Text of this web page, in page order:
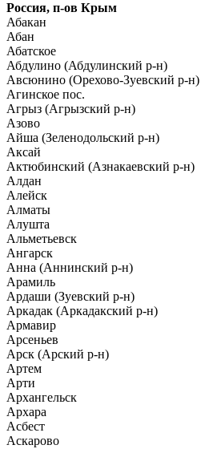
Россия, п-ов Крым
Абакан
Абан
Абатское
Абдулино (Абдулинский р-н)
Авсюнино (Орехово-Зуевский р-н)
Агинское пос.
Агрыз (Агрызский р-н)
Азово
Айша (Зеленодольский р-н)
Аксай
Актюбинский (Азнакаевский р-н)
Алдан
Алейск
Алматы
Алушта
Альметьевск
Ангарск
Анна (Аннинский р-н)
Арамиль
Ардаши (Зуевский р-н)
Аркадак (Аркадакский р-н)
Армавир
Арсеньев
Арск (Арский р-н)
Артем
Арти
Архангельск
Архара
Асбест
Аскарово